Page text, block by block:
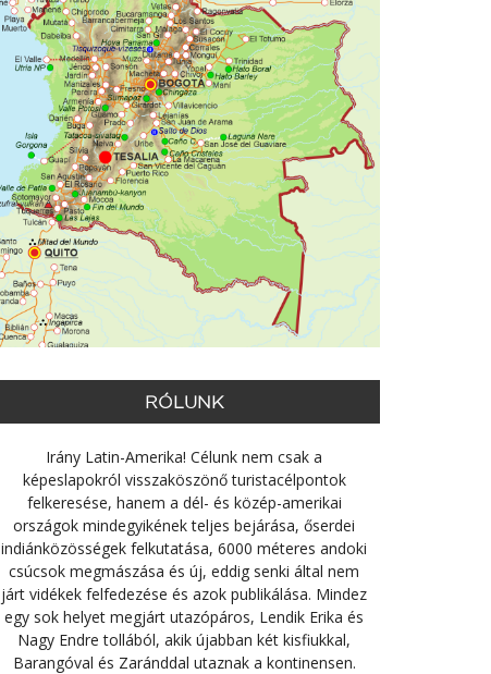
RÓLUNK
Irány Latin-Amerika! Célunk nem csak a
képeslapokról visszaköszönő turistacélpontok
felkeresése, hanem a dél- és közép-amerikai
országok mindegyikének teljes bejárása, őserdei
indiánközösségek felkutatása, 6000 méteres andoki
csúcsok megmászása és új, eddig senki által nem
járt vidékek felfedezése és azok publikálása. Mindez
egy sok helyet megjárt utazópáros, Lendik Erika és
Nagy Endre tollából, akik újabban két kisfiukkal,
Barangóval és Zaránddal utaznak a kontinensen.